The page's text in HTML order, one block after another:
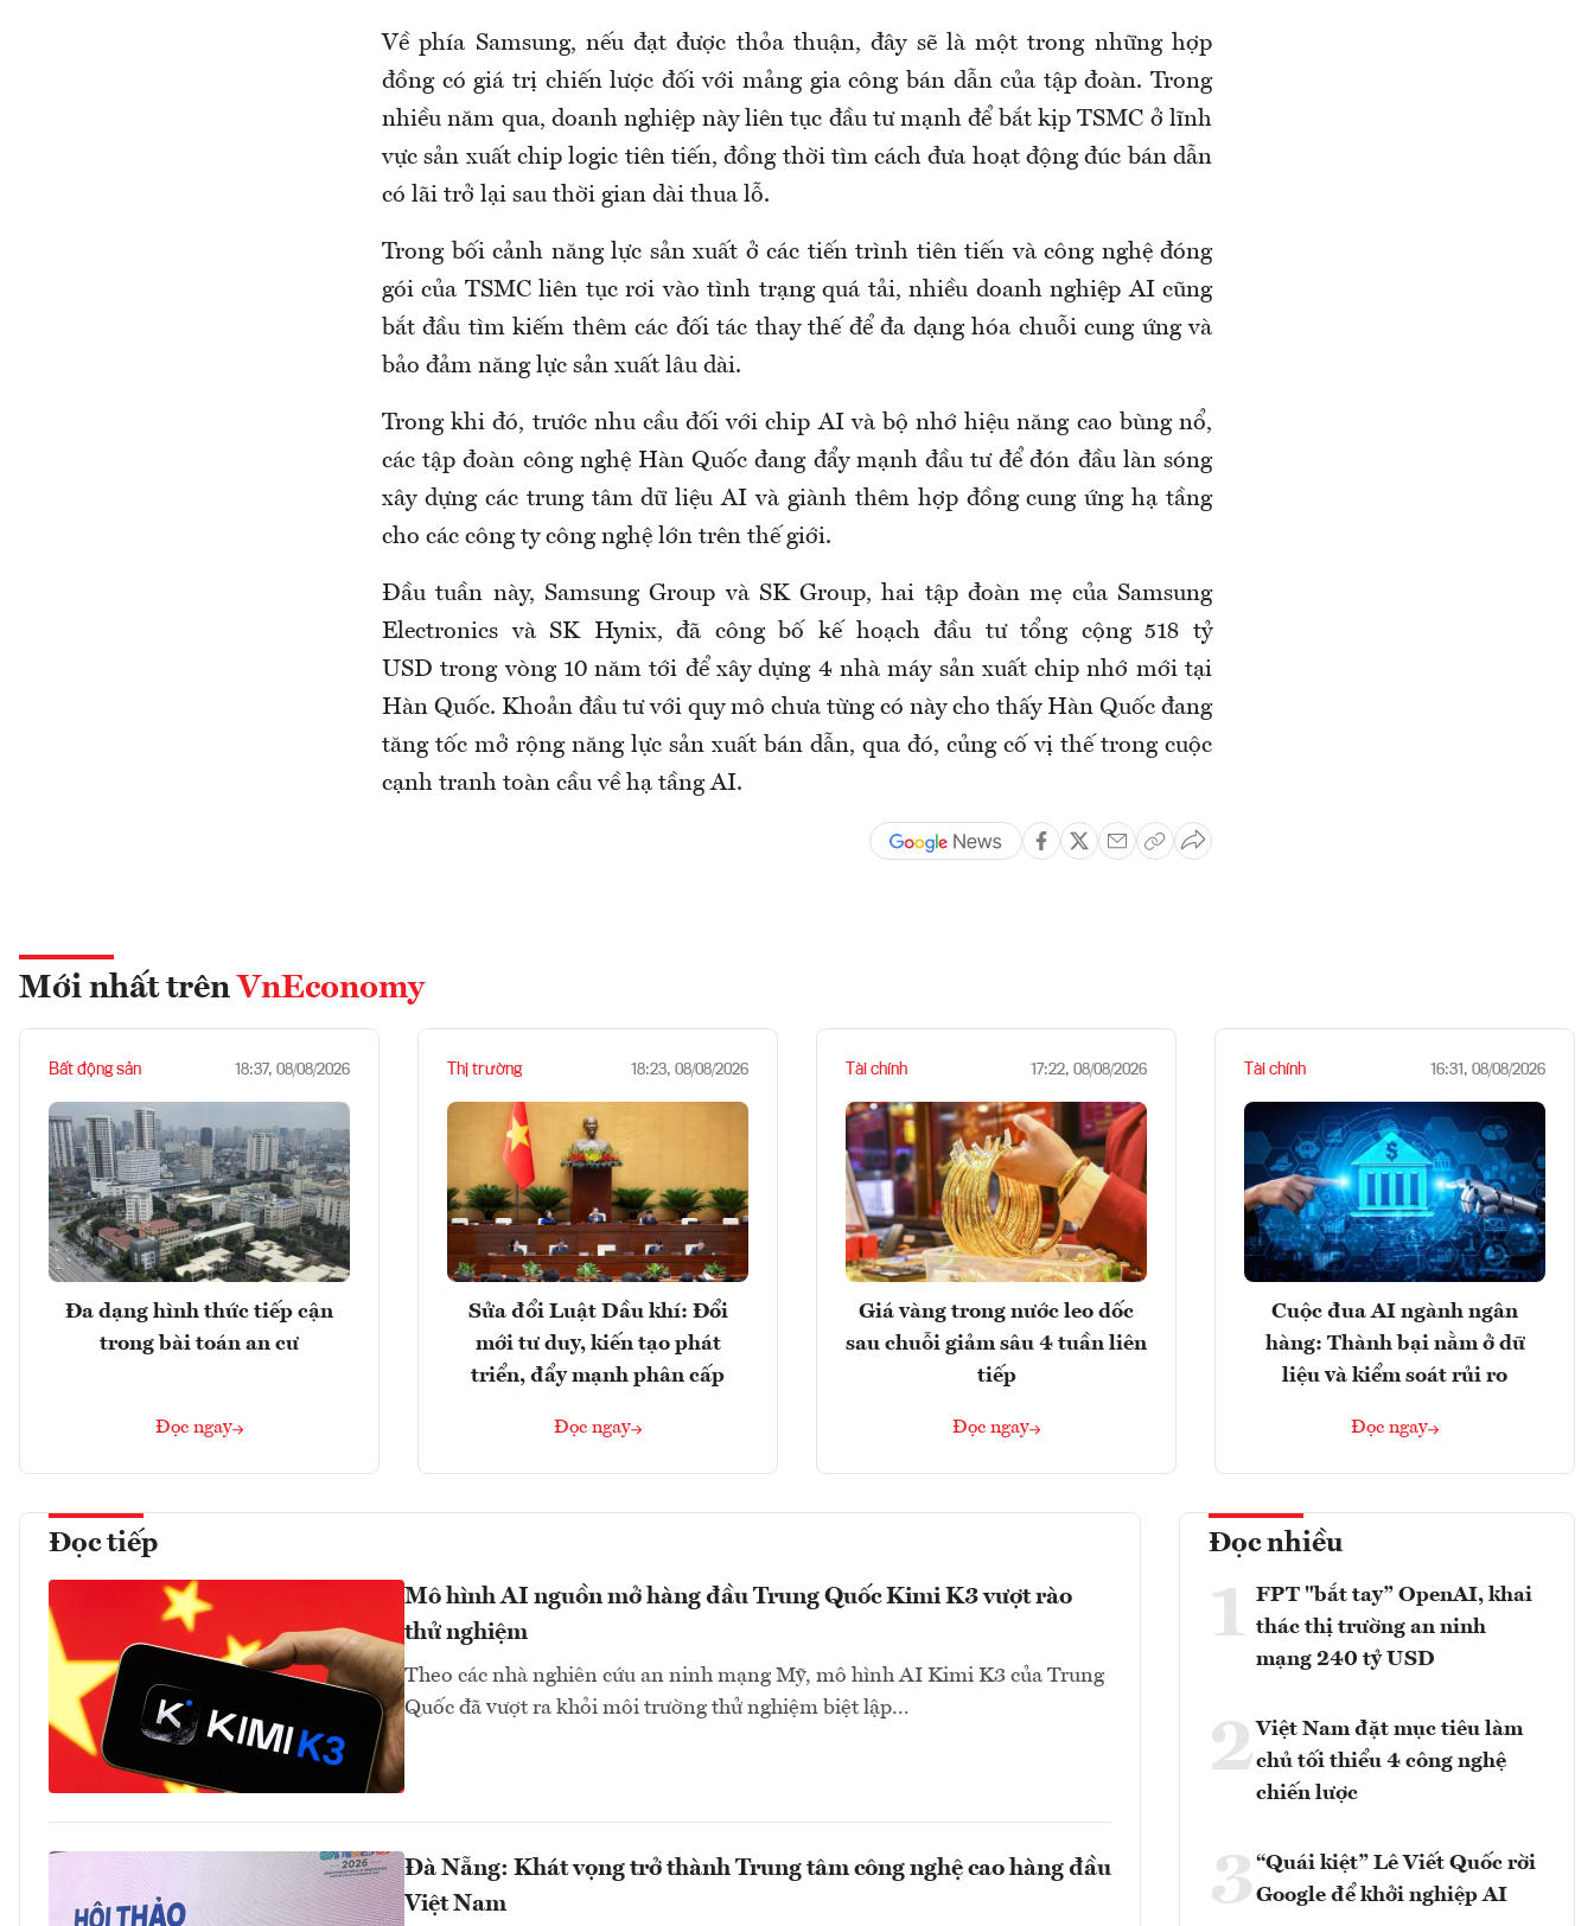
Về phía Samsung, nếu đạt được thỏa thuận, đây sẽ là một trong những hợp
đồng có giá trị chiến lược đối với mảng gia công bán dẫn của tập đoàn. Trong
nhiều năm qua, doanh nghiệp này liên tục đầu tư mạnh để bắt kịp TSMC ở lĩnh
vực sản xuất chip logic tiên tiến, đồng thời tìm cách đưa hoạt động đúc bán dẫn
có lãi trở lại sau thời gian dài thua lỗ.
Trong bối cảnh năng lực sản xuất ở các tiến trình tiên tiến và công nghệ đóng
gói của TSMC liên tục rơi vào tình trạng quá tải, nhiều doanh nghiệp AI cũng
bắt đầu tìm kiếm thêm các đối tác thay thế để đa dạng hóa chuỗi cung ứng và
bảo đảm năng lực sản xuất lâu dài.
Trong khi đó, trước nhu cầu đối với chip AI và bộ nhớ hiệu năng cao bùng nổ,
các tập đoàn công nghệ Hàn Quốc đang đẩy mạnh đầu tư để đón đầu làn sóng
xây dựng các trung tâm dữ liệu AI và giành thêm hợp đồng cung ứng hạ tầng
cho các công ty công nghệ lớn trên thế giới.
Đầu tuần này, Samsung Group và SK Group, hai tập đoàn mẹ của Samsung
Electronics và SK Hynix, đã công bố kế hoạch đầu tư tổng cộng 518 tỷ
USD trong vòng 10 năm tới để xây dựng 4 nhà máy sản xuất chip nhớ mới tại
Hàn Quốc. Khoản đầu tư với quy mô chưa từng có này cho thấy Hàn Quốc đang
tăng tốc mở rộng năng lực sản xuất bán dẫn, qua đó, củng cố vị thế trong cuộc
cạnh tranh toàn cầu về hạ tầng AI.
Mới nhất trên VnEconomy
Bất động sản 18:37, 08/08/2026
Đa dạng hình thức tiếp cận
trong bài toán an cư
Đọc ngay
Thị trường 18:23, 08/08/2026
Sửa đổi Luật Dầu khí: Đổi
mới tư duy, kiến tạo phát
triển, đẩy mạnh phân cấp
Đọc ngay
Tài chính 17:22, 08/08/2026
Giá vàng trong nước leo dốc
sau chuỗi giảm sâu 4 tuần liên
tiếp
Đọc ngay
Tài chính 16:31, 08/08/2026
Cuộc đua AI ngành ngân
hàng: Thành bại nằm ở dữ
liệu và kiểm soát rủi ro
Đọc ngay
Đọc tiếp
Mô hình AI nguồn mở hàng đầu Trung Quốc Kimi K3 vượt rào
thử nghiệm
Theo các nhà nghiên cứu an ninh mạng Mỹ, mô hình AI Kimi K3 của Trung
Quốc đã vượt ra khỏi môi trường thử nghiệm biệt lập...
Đà Nẵng: Khát vọng trở thành Trung tâm công nghệ cao hàng đầu
Việt Nam
Đọc nhiều
1 FPT "bắt tay” OpenAI, khai
thác thị trường an ninh
mạng 240 tỷ USD
2Việt Nam đặt mục tiêu làm
chủ tối thiểu 4 công nghệ
chiến lược
3 “Quái kiệt” Lê Viết Quốc rời
Google để khởi nghiệp AI